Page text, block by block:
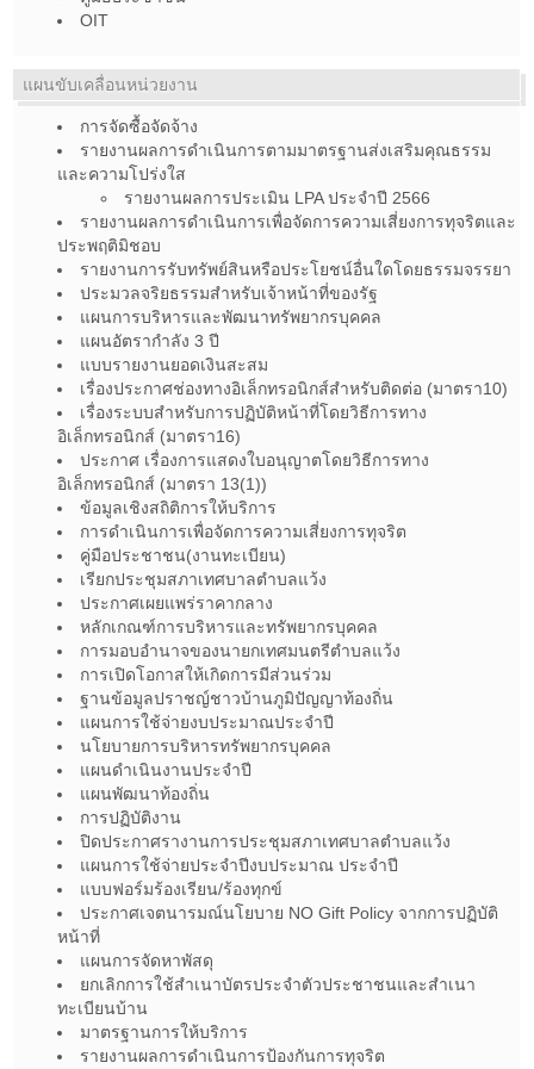
OIT
แผนขับเคลื่อนหน่วยงาน
การจัดซื้อจัดจ้าง
รายงานผลการดำเนินการตามมาตรฐานส่งเสริมคุณธรรม
และความโปร่งใส
รายงานผลการประเมิน LPA ประจำปี 2566
รายงานผลการดำเนินการเพื่อจัดการความเสี่ยงการทุจริตและ
ประพฤติมิชอบ
รายงานการรับทรัพย์สินหรือประโยชน์อื่นใดโดยธรรมจรรยา
ประมวลจริยธรรมสำหรับเจ้าหน้าที่ของรัฐ
แผนการบริหารและพัฒนาทรัพยากรบุคคล
แผนอัตรากำลัง 3 ปี
แบบรายงานยอดเงินสะสม
เรื่องประกาศช่องทางอิเล็กทรอนิกส์สำหรับติดต่อ (มาตรา10)
เรื่องระบบสำหรับการปฏิบัติหน้าที่โดยวิธีการทาง
อิเล็กทรอนิกส์ (มาตรา16)
ประกาศ เรื่องการแสดงใบอนุญาตโดยวิธีการทาง
อิเล็กทรอนิกส์ (มาตรา 13(1))
ข้อมูลเชิงสถิติการให้บริการ
การดำเนินการเพื่อจัดการความเสี่ยงการทุจริต
คู่มือประชาชน(งานทะเบียน)
เรียกประชุมสภาเทศบาลตำบลแว้ง
ประกาศเผยแพร่ราคากลาง
หลักเกณฑ์การบริหารและทรัพยากรบุคคล
การมอบอำนาจของนายกเทศมนตรีตำบลแว้ง
การเปิดโอกาสให้เกิดการมีส่วนร่วม
ฐานข้อมูลปราชญ์ชาวบ้านภูมิปัญญาท้องถิ่น
แผนการใช้จ่ายงบประมาณประจำปี
นโยบายการบริหารทรัพยากรบุคคล
แผนดำเนินงานประจำปี
แผนพัฒนาท้องถิ่น
การปฏิบัติงาน
ปิดประกาศรางานการประชุมสภาเทศบาลตำบลแว้ง
แผนการใช้จ่ายประจำปีงบประมาณ ประจำปี
แบบฟอร์มร้องเรียน/ร้องทุกข์
ประกาศเจตนารมณ์นโยบาย NO Gift Policy จากการปฏิบัติ
หน้าที่
แผนการจัดหาพัสดุ
ยกเลิกการใช้สำเนาบัตรประจำตัวประชาชนและสำเนา
ทะเบียนบ้าน
มาตรฐานการให้บริการ
รายงานผลการดำเนินการป้องกันการทุจริต